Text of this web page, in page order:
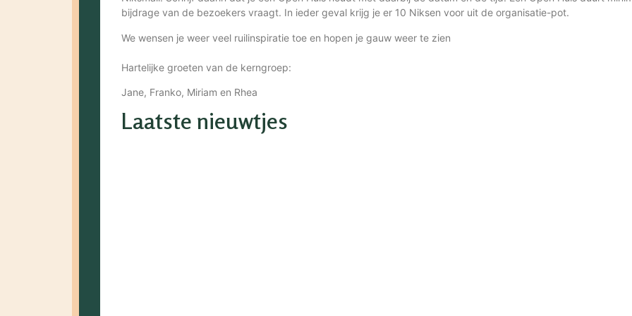
bijdrage van de bezoekers vraagt. In ieder geval krijg je er 10 Niksen voor uit de organisatie-pot.
We wensen je weer veel ruilinspiratie toe en hopen je gauw weer te zien
Hartelijke groeten van de kerngroep:
Jane, Franko, Miriam en Rhea
Laatste nieuwtjes